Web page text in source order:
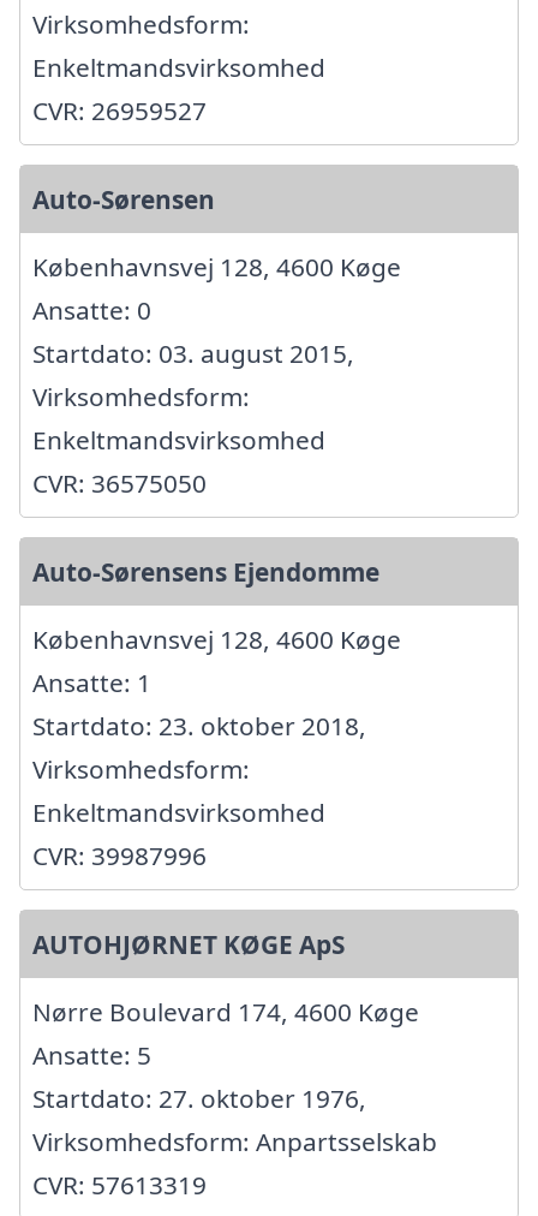
Virksomhedsform:
Enkeltmandsvirksomhed
CVR: 26959527
Auto-Sørensen
Københavnsvej 128, 4600 Køge
Ansatte: 0
Startdato: 03. august 2015,
Virksomhedsform:
Enkeltmandsvirksomhed
CVR: 36575050
Auto-Sørensens Ejendomme
Københavnsvej 128, 4600 Køge
Ansatte: 1
Startdato: 23. oktober 2018,
Virksomhedsform:
Enkeltmandsvirksomhed
CVR: 39987996
AUTOHJØRNET KØGE ApS
Nørre Boulevard 174, 4600 Køge
Ansatte: 5
Startdato: 27. oktober 1976,
Virksomhedsform: Anpartsselskab
CVR: 57613319